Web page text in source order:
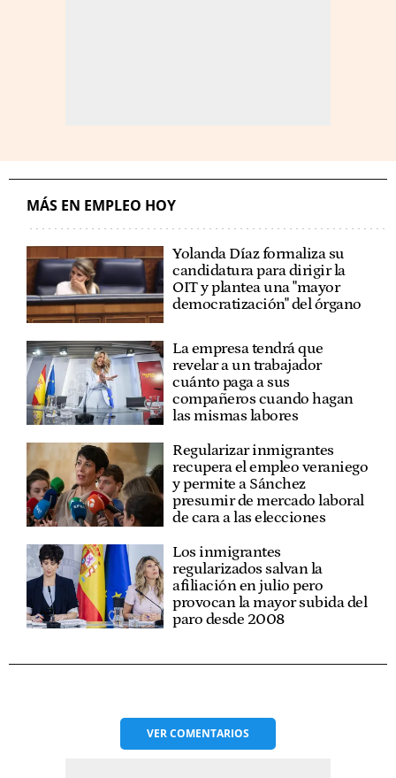
MÁS EN EMPLEO HOY
Yolanda Díaz formaliza su
candidatura para dirigir la
OIT y plantea una "mayor
democratización" del órgano
La empresa tendrá que
revelar a un trabajador
cuánto paga a sus
compañeros cuando hagan
las mismas labores
Regularizar inmigrantes
recupera el empleo veraniego
y permite a Sánchez
presumir de mercado laboral
de cara a las elecciones
Los inmigrantes
regularizados salvan la
afiliación en julio pero
provocan la mayor subida del
paro desde 2008
VERCOMENTARIOS